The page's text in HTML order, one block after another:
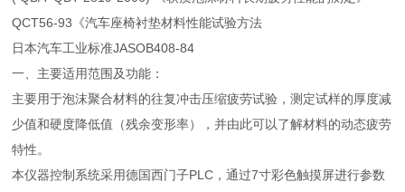
QCT56-93《汽车座椅衬垫材料性能试验方法
日本汽车工业标准JASOB408-84
一、主要适用范围及功能：
主要用于泡沫聚合材料的往复冲击压缩疲劳试验，测定试样的厚度减
少值和硬度降低值（残余变形率），并由此可以了解材料的动态疲劳
特性。
本仪器控制系统采用德国西门子PLC，通过7寸彩色触摸屏进行参数